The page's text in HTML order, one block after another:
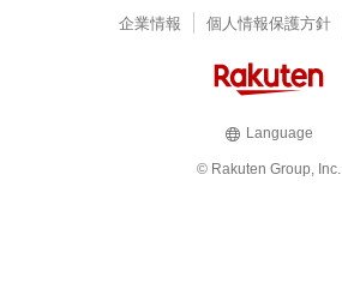
企業情報 個人情報保護方針
Language
© Rakuten Group, Inc.